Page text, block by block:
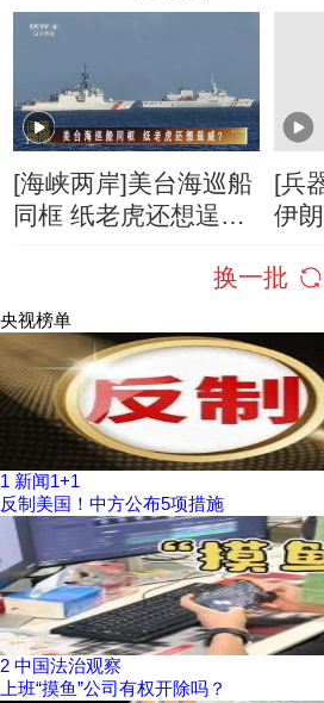
停“最大规模”打击 伊
牌”
[海峡两岸]美台海巡船
同框 纸老虎还想逞
[兵
伊
换一批
央视榜单
1 新闻1+1
反制美国！中方公布5项措施
2 中国法治观察
上班“摸鱼”公司有权开除吗？